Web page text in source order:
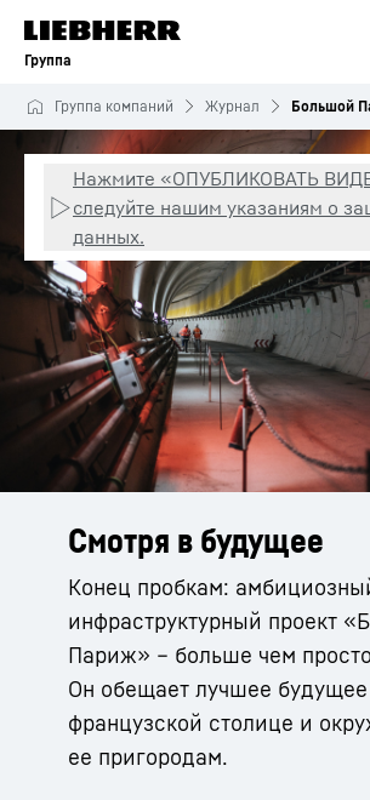
Группа
Группа компаний Журнал Большой
Нажмите «ОПУБЛИКОВАТЬ
следуйте нашим указаниям о
данных.
Смотря в будущее
Конец пробкам:
инфраструктурный проект
Париж» – больше чем
Он обещает лучшее будущее
французской столице и
ее пригородам.